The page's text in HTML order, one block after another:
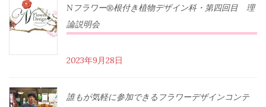
Nフラワー®根付き植物デザイン科・第四回目 理
論説明会
2023年9月28日
誰もが気軽に参加できるフラワーデザインコンテ